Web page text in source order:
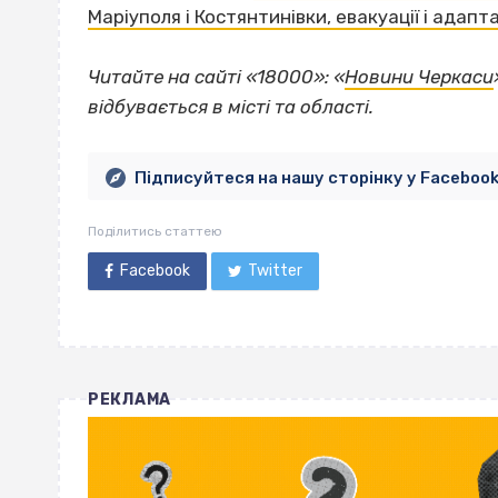
Маріуполя і Костянтинівки, евакуації і
Читайте на сайті «18000»: «Новини Черкаси
відбувається в місті та області.
Підписуйтеся на нашу сторінку у Facebook
Поділитись статтею
Facebook Twitter
РЕКЛАМА